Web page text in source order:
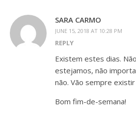
SARA CARMO
JUNE 15, 2018 AT 10:28 PM
REPLY
Existem estes dias.
estejamos, não
não. Vão sempre
Bom fim-de-semana!